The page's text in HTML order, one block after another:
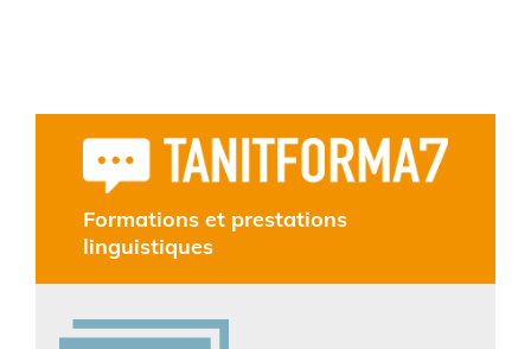
Formations et prestations
linguistiques